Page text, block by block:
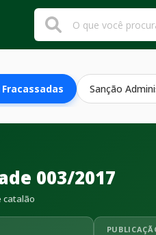
Sanção
003/2017
catalão